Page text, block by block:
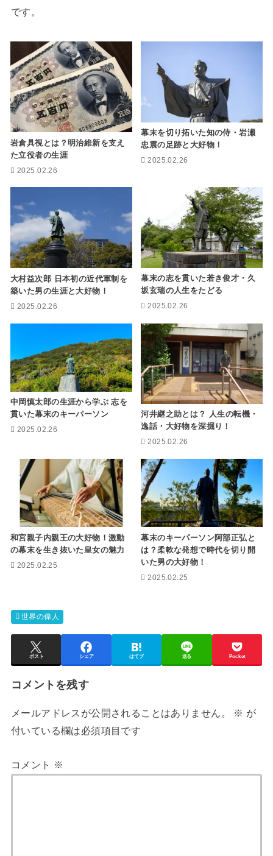
です。
岩倉具視とは？明治維新を支え
た立役者の生涯
2025.02.26
幕末を切り拓いた知の侍・岩瀬
忠震の足跡と大好物！
2025.02.26
大村益次郎 日本初の近代軍制を
築いた男の生涯と大好物！
2025.02.26
幕末の志を貫いた若き俊才・久
坂玄瑞の人生をたどる
2025.02.26
中岡慎太郎の生涯から学ぶ 志を
貫いた幕末のキーパーソン
2025.02.26
河井継之助とは？ 人生の転機・
逸話・大好物を深掘り！
2025.02.26
和宮親子内親王の大好物！激動
の幕末を生き抜いた皇女の魅力
2025.02.25
幕末のキーパーソン阿部正弘と
は？柔軟な発想で時代を切り開
いた男の大好物！
2025.02.25
世界の偉人
ポスト シェア はてブ 送る Pocket
コメントを残す
メールアドレスが公開されることはありません。 ※ が
付いている欄は必須項目です
コメント ※